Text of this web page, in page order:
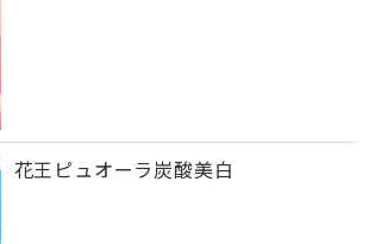
花王ピュオーラ炭酸美白